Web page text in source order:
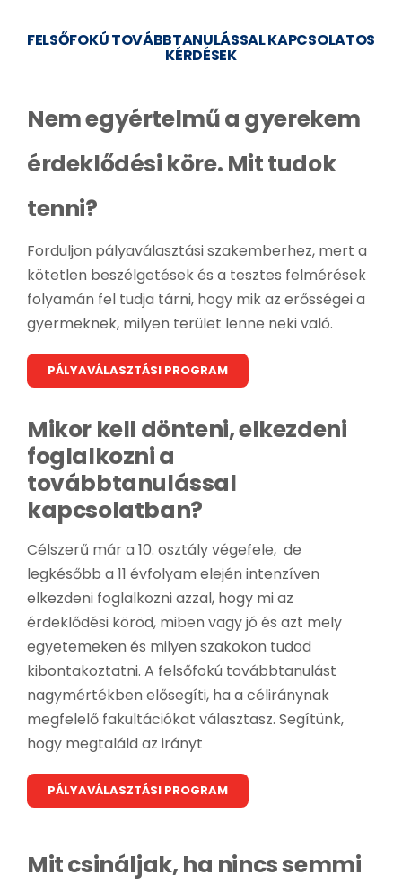
FELSŐFOKÚ TOVÁBBTANULÁSSAL KAPCSOLATOS
KÉRDÉSEK
Nem egyértelmű a gyerekem
érdeklődési köre. Mit tudok
tenni?
Forduljon pályaválasztási szakemberhez, mert a
kötetlen beszélgetések és a tesztes felmérések
folyamán fel tudja tárni, hogy mik az erősségei a
gyermeknek, milyen terület lenne neki való.
PÁLYAVÁLASZTÁSI PROGRAM
Mikor kell dönteni, elkezdeni
foglalkozni a
továbbtanulással
kapcsolatban?
Célszerű már a 10. osztály végefele, de
legkésőbb a 11 évfolyam elején intenzíven
elkezdeni foglalkozni azzal, hogy mi az
érdeklődési köröd, miben vagy jó és azt mely
egyetemeken és milyen szakokon tudod
kibontakoztatni. A felsőfokú továbbtanulást
nagymértékben elősegíti, ha a céliránynak
megfelelő fakultációkat választasz. Segítünk,
hogy megtaláld az irányt
PÁLYAVÁLASZTÁSI PROGRAM
Mit csináljak, ha nincs semmi